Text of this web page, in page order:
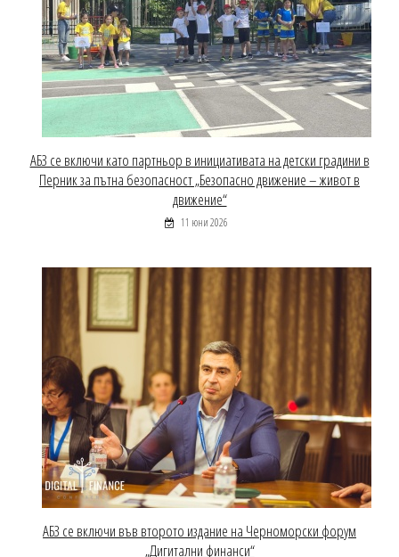
АБЗ се включи като партньор в инициативата на детски градини в
Перник за пътна безопасност „Безопасно движение – живот в
движение“
11 юни 2026
АБЗ се включи във второто издание на Черноморски форум
„Дигитални финанси“